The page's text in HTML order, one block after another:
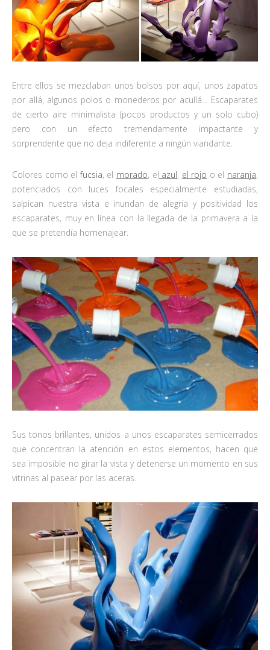
Entre ellos se mezclaban unos bolsos por aquí, unos zapatos
por allá, algunos polos o monederos por acullá… Escaparates
de cierto aire minimalista (pocos productos y un solo cubo)
pero con un efecto tremendamente impactante y
sorprendente que no deja indiferente a ningún viandante.
Colores como el fucsia, el morado, el azul, el rojo o el naranja,
potenciados con luces focales especialmente estudiadas,
salpican nuestra vista e inundan de alegría y positividad los
escaparates, muy en línea con la llegada de la primavera a la
que se pretendía homenajear.
Sus tonos brillantes, unidos a unos escaparates semicerrados
que concentran la atención en estos elementos, hacen que
sea imposible no girar la vista y detenerse un momento en sus
vitrinas al pasear por las aceras.